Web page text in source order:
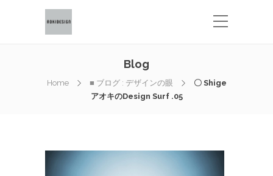
Blog
Home ■ ブログ : デザインの眼
〇 Shige
アオキのDesign Surf .05